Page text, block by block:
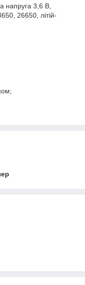
напруга 3,6 В,
26650, літій-